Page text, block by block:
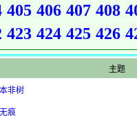
405 406 407 408
423 424 425 426
主题
非树
痕